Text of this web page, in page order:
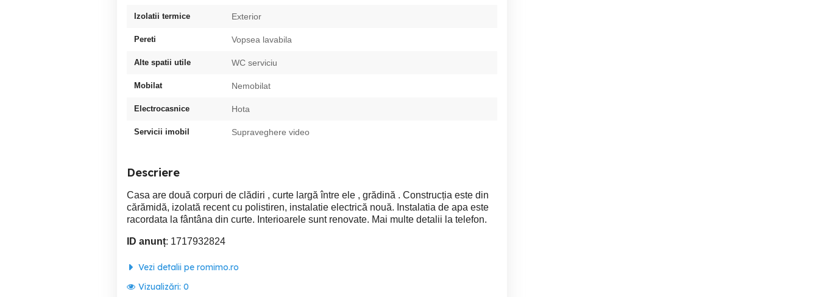
Izolatii termice Exterior
Pereti Vopsea lavabila
Alte spatii utile WC serviciu
Mobilat Nemobilat
Electrocasnice Hota
Servicii imobil Supraveghere video
Descriere
Casa are două corpuri de clădiri , curte largă între ele , grădină . Construcția este din
cărămidă, izolată recent cu polistiren, instalatie electrică nouă. Instalatia de apa este
racordata la fântâna din curte. Interioarele sunt renovate. Mai multe detalii la telefon.
ID anunț: 1717932824
Vezi detalii pe romimo.ro
Vizualizări: 0